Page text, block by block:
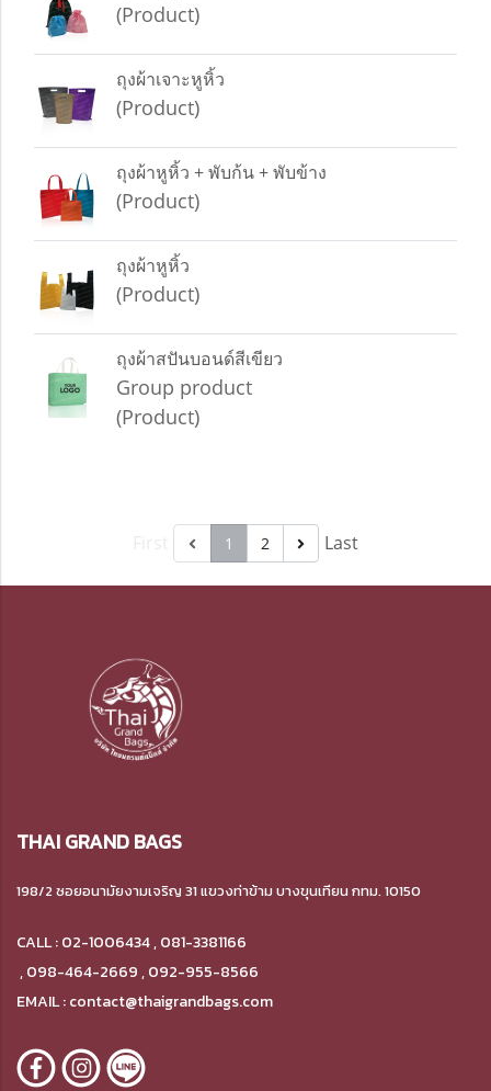
(Product)
ถุงผ้าเจาะหูหิ้ว
(Product)
ถุงผ้าหูหิ้ว + พับก้น + พับข้าง
(Product)
ถุงผ้าหูหิ้ว
(Product)
ถุงผ้าสปันบอนด์สีเขียว
Group product
(Product)
1 2 Last
THAI GRAND BAGS
198/2 ซอยอนามัยงามเจริญ 31 แขวงท่าข้าม บางขุนเทียน กทม. 10150
CALL : 02-1006434 , 081-3381166
,098-464-2669 , 092-955-8566
EMAIL : contact@thaigrandbags.com